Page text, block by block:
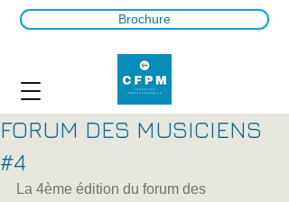
Brochure
FORUM DES MUSICIENS
#4
La 4ème édition du forum des